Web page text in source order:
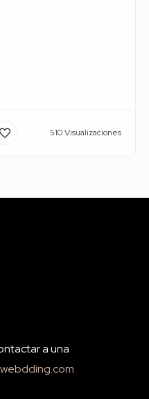
510 Visualizaciones
a una